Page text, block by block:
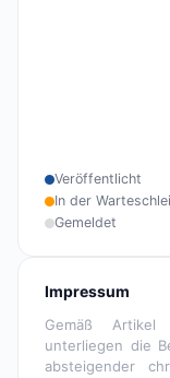
Veröffentlicht
In der
Gemeldet
Impressum
Gemäß Artikel
unterliegen die
absteigender